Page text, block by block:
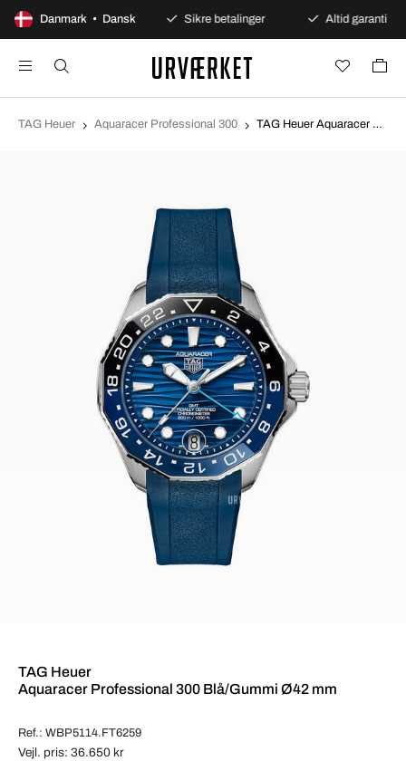
Danmark • Dansk
100 dages åbent køb Sikre betalinger Altid garanti
TAG Heuer Aquaracer Professional 300 TAG Heuer Aquaracer Professional 300 Blå/Gummi Ø42 mm WBP5114.FT6259
TAG Heuer
Aquaracer Professional 300 Blå/Gummi Ø42 mm
Ref.: WBP5114.FT6259
Vejl. pris: 36.650 kr